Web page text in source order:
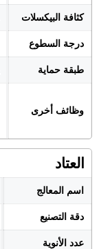
كثافة البيكسلات
درجة السطوع
طبقة حماية
وظائف أخرى
العتاد
اسم المعالج
دقة التصنيع
عدد الأنوية